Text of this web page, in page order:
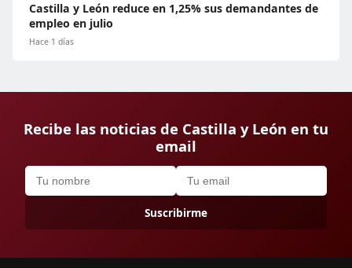
Castilla y León reduce en 1,25% sus demandantes de
empleo en julio
Hace 1 días
Recibe las noticias de Castilla y León en tu
email
Suscribirme